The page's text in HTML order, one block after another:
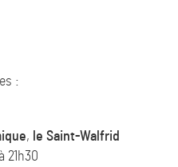
:
, le Saint-Walfrid
21h30